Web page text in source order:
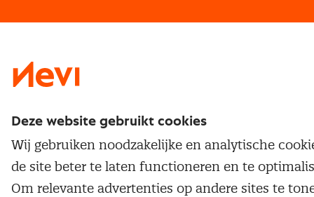
Traineeship
Nevi 2
Deze website gebruikt cookies
Wij gebruiken noodzakelijke en analytische
de site beter te laten functioneren en te
Om relevante advertenties op andere sites te